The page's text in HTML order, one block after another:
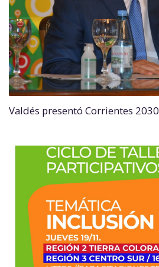
Valdés presentó Corrientes 2030